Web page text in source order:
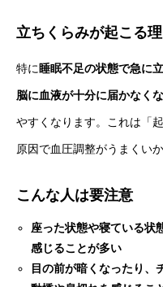
立ちくらみが起こる
特に 睡眠不足の状態で急に
脳に血液が十分に届かなく
やすくなります。これは「
原因で血圧調整がうまくい
こんな人は要注意
座った状態や寝ている状
感じることが多い
目の前が暗くなったり、